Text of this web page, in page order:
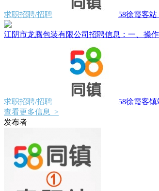
求职招聘/招聘 58徐霞客
江阴市龙腾包装有限公司招聘信息：一、操
求职招聘/招聘 58徐霞客
查看更多信息 >
发布者